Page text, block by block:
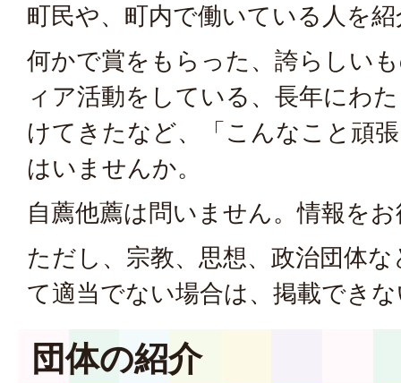
町民や、町内で働いている人を
何かで賞をもらった、誇らしい
ィア活動をしている、長年にわ
けてきたなど、「こんなこと頑
はいませんか。
自薦他薦は問いません。情報を
ただし、宗教、思想、政治団体
て適当でない場合は、掲載でき
団体の紹介